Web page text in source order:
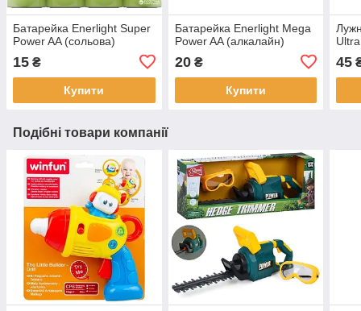
Батарейка Enerlight Super
Power AA (сольова)
15 ₴
Купити
Батарейка Enerlight Mega
Power AA (алкалайн)
20₴
Купити
45
Подібні товари компанії